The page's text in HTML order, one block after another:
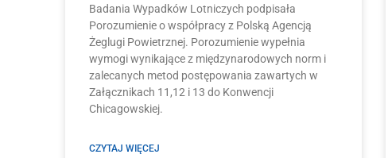
Badania Wypadków Lotniczych podpisała
Porozumienie o współpracy z Polską Agencją
Żeglugi Powietrznej. Porozumienie wypełnia
wymogi wynikające z międzynarodowych norm i
zalecanych metod postępowania zawartych w
Załącznikach 11,12 i 13 do Konwencji
Chicagowskiej.
CZYTAJ WIĘCEJ